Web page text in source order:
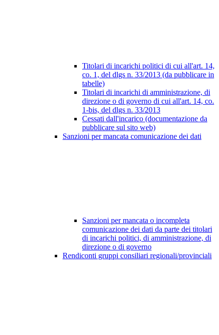
Titolari di incarichi politici di cui all'art. 14,
co. 1, del dlgs n. 33/2013 (da pubblicare in
tabelle)
Titolari di incarichi di amministrazione, di
direzione o di governo di cui all'art. 14, co.
1-bis, del dlgs n. 33/2013
Cessati dall'incarico (documentazione da
pubblicare sul sito web)
Sanzioni per mancata comunicazione dei dati
Sanzioni per mancata o incompleta
comunicazione dei dati da parte dei titolari
di incarichi politici, di amministrazione, di
direzione o di governo
Rendiconti gruppi consiliari regionali/provinciali